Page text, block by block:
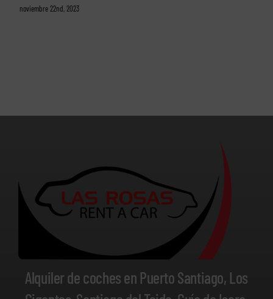
noviembre 22nd, 2023
Alquiler de coches en Puerto Santiago, Los